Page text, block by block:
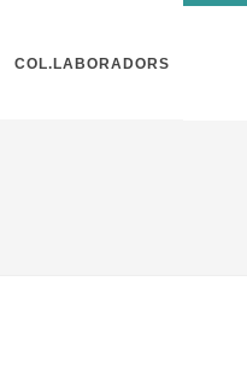
COL.LABORADORS